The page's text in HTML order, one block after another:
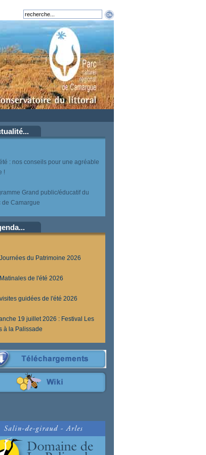
: nos conseils pour une agréable
!
Grand public/éducatif du
de Camargue
du Patrimoine 2026
de l'été 2026
guidées de l'été 2026
19 juillet 2026 : Festival Les
à la Palissade